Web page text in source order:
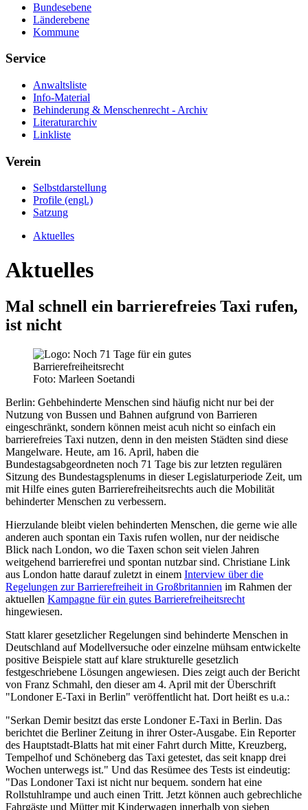
Bundesebene
Länderebene
Kommune
Service
Anwaltsliste
Info-Material
Behinderung & Menschenrecht - Archiv
Literaturarchiv
Linkliste
Verein
Selbstdarstellung
Profile (engl.)
Satzung
Aktuelles
Aktuelles
Mal schnell ein barrierefreies Taxi rufen,
ist nicht
Foto: Marleen Soetandi
Berlin: Gehbehinderte Menschen sind häufig nicht nur bei der
Nutzung von Bussen und Bahnen aufgrund von Barrieren
eingeschränkt, sondern können meist acuh nicht so einfach ein
barrierefreies Taxi nutzen, denn in den meisten Städten sind diese
Mangelware. Heute, am 16. April, haben die
Bundestagsabgeordneten noch 71 Tage bis zur letzten regulären
Sitzung des Bundestagsplenums in dieser Legislaturperiode Zeit, um
mit Hilfe eines guten Barrierefreiheitsrechts auch die Mobilität
behinderter Menschen zu verbessern.
Hierzulande bleibt vielen behinderten Menschen, die gerne wie alle
anderen auch spontan ein Taxis rufen wollen, nur der neidische
Blick nach London, wo die Taxen schon seit vielen Jahren
weitgehend barrierefrei und spontan nutzbar sind. Christiane Link
aus London hatte darauf zuletzt in einem Interview über die
Regelungen zur Barrierefreiheit in Großbritannien im Rahmen der
aktuellen Kampagne für ein gutes Barrierefreiheitsrecht
hingewiesen.
Statt klarer gesetzlicher Regelungen sind behinderte Menschen in
Deutschland auf Modellversuche oder einzelne mühsam entwickelte
positive Beispiele statt auf klare strukturelle gesetzlich
festgeschriebene Lösungen angewiesen. Dies zeigt auch der Bericht
von Franz Schmahl, den dieser am 4. April mit der Überschrift
"Londoner E-Taxi in Berlin" veröffentlicht hat. Dort heißt es u.a.:
"Serkan Demir besitzt das erste Londoner E-Taxi in Berlin. Das
berichtet die Berliner Zeitung in ihrer Oster-Ausgabe. Ein Reporter
des Hauptstadt-Blatts hat mit einer Fahrt durch Mitte, Kreuzberg,
Tempelhof und Schöneberg das Taxi getestet, das seit knapp drei
Wochen unterwegs ist." Und das Resümee des Tests ist eindeutig:
"Das Londoner Taxi ist nicht nur bequem. sondern hat eine
Rollstuhlrampe und auch einen Tritt. Jetzt können auch gebrechliche
Fahrgäste und Mütter mit Kinderwagen innerhalb von sieben